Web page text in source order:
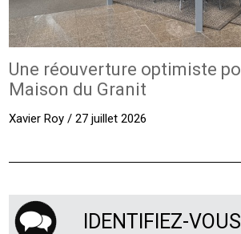
Une réouverture optimiste
Maison du Granit
Xavier Roy / 27 juillet 2026
IDENTIFIEZ-